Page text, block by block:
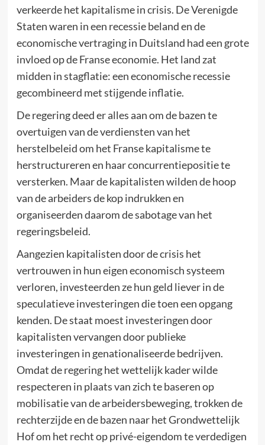
verkeerde het kapitalisme in crisis. De Verenigde
Staten waren in een recessie beland en de
economische vertraging in Duitsland had een grote
invloed op de Franse economie. Het land zat
midden in stagflatie: een economische recessie
gecombineerd met stijgende inflatie.
De regering deed er alles aan om de bazen te
overtuigen van de verdiensten van het
herstelbeleid om het Franse kapitalisme te
herstructureren en haar concurrentiepositie te
versterken. Maar de kapitalisten wilden de hoop
van de arbeiders de kop indrukken en
organiseerden daarom de sabotage van het
regeringsbeleid.
Aangezien kapitalisten door de crisis het
vertrouwen in hun eigen economisch systeem
verloren, investeerden ze hun geld liever in de
speculatieve investeringen die toen een opgang
kenden. De staat moest investeringen door
kapitalisten vervangen door publieke
investeringen in genationaliseerde bedrijven.
Omdat de regering het wettelijk kader wilde
respecteren in plaats van zich te baseren op
mobilisatie van de arbeidersbeweging, trokken de
rechterzijde en de bazen naar het Grondwettelijk
Hof om het recht op privé-eigendom te verdedigen